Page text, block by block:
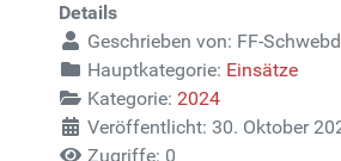
Details
Geschrieben von: FF-
Hauptkategorie: Einsätze
Kategorie: 2024
Veröffentlicht: 30. Oktober
Zugriffe: 0